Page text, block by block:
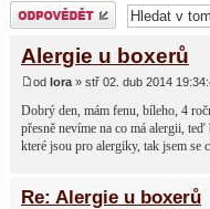
Odeslat odpověď
Alergie u boxerů
od lora » stř 02. dub 2014
Dobrý den, mám fenu, bíleho, 4
přesně nevíme na co má alergii,
které jsou pro alergiky, tak jsem se
Re: Alergie u boxerů